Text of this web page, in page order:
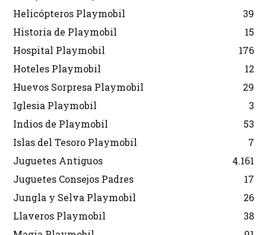
Helicópteros Playmobil
39
Historia de Playmobil
15
Hospital Playmobil
176
Hoteles Playmobil
12
Huevos Sorpresa Playmobil
29
Iglesia Playmobil
3
Indios de Playmobil
53
Islas del Tesoro Playmobil
7
Juguetes Antiguos
4.161
Juguetes Consejos Padres
17
Jungla y Selva Playmobil
26
Llaveros Playmobil
38